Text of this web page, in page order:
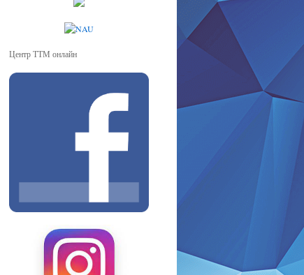
Центр ТТМ онлайн